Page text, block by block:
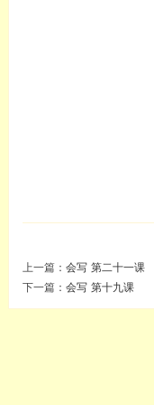
上一篇： 会写 第二十一课
下一篇： 会写 第十九课